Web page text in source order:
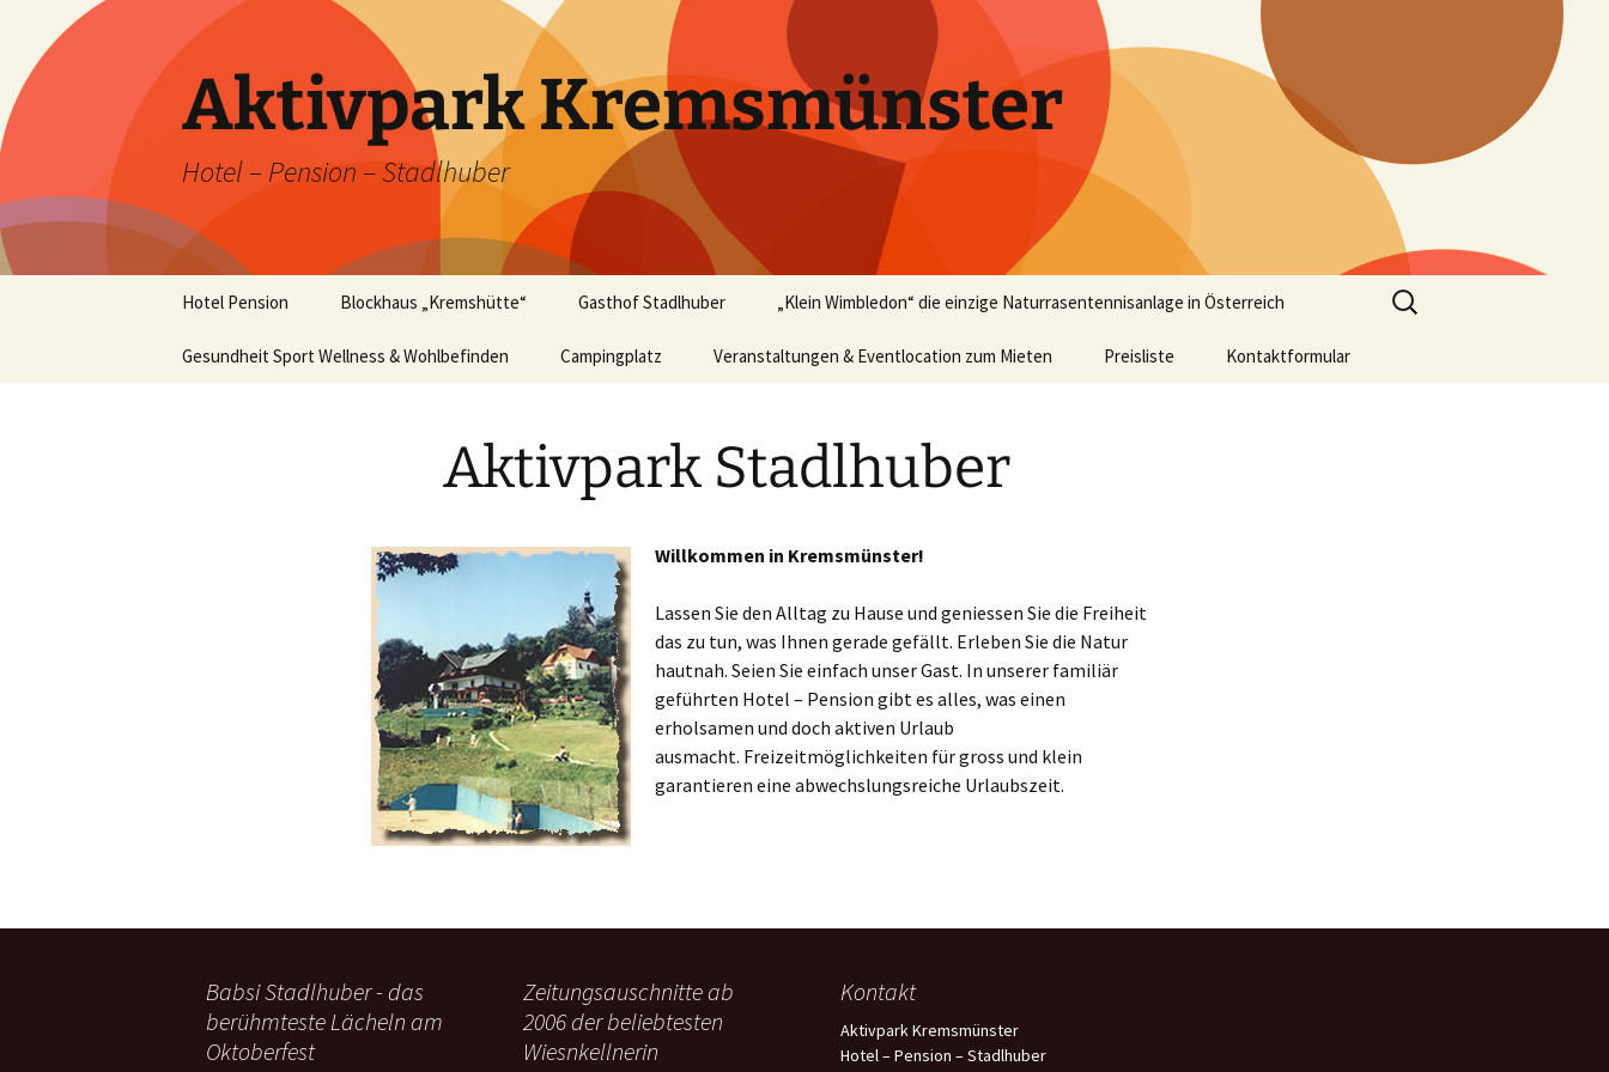
Inhalt
springen
Aktivpark Kremsmünster
Hotel – Pension – Stadlhuber
Hotel Pension
Unser Hotel im Winter
Blockhaus „Kremshütte“
Blockhaus „Kremshütte“
Gasthof Stadlhuber „Klein Wimbledon“ die einzige Naturrasentennisanlage in Österreich
Bericht in „happy tennis“
Ausgabe 07/2004
Gesundheit Sport Wellness & Wohlbefinden Campingplatz Veranstaltungen & Eventlocation zum Mieten
Promis
Preisliste Kontaktformular
Suchen
nach:
Aktivpark Stadlhuber
Willkommen in Kremsmünster!
Lassen Sie den Alltag zu Hause und geniessen Sie die Freiheit
das zu tun, was Ihnen gerade gefällt. Erleben Sie die Natur
hautnah. Seien Sie einfach unser Gast. In unserer familiär
geführten Hotel – Pension gibt es alles, was einen
erholsamen und doch aktiven Urlaub
ausmacht. Freizeitmöglichkeiten für gross und klein
garantieren eine abwechslungsreiche Urlaubszeit.
Babsi Stadlhuber - das
berühmteste Lächeln am
Oktoberfest
Zeitungsauschnitte ab
2006 der beliebtesten
Wiesnkellnerin
Kontakt
Aktivpark Kremsmünster
Hotel – Pension – Stadlhuber